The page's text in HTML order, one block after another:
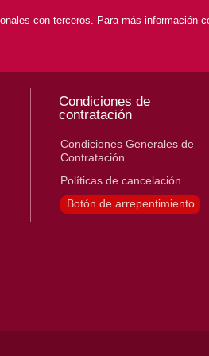
con terceros. Para más información
Condiciones de
contratación
Condiciones Generales de
Contratación
Políticas de cancelación
Botón de arrepentimiento